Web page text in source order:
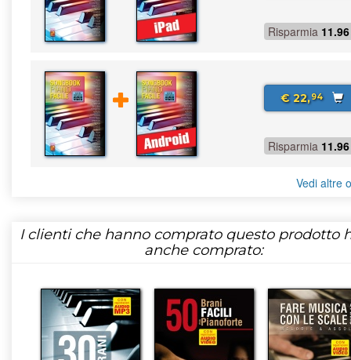
Risparmia 11.96
€ 22,94
Risparmia 11.96
Vedi altre
I clienti che hanno comprato questo prodotto
anche comprato: